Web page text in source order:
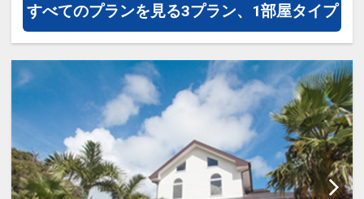
すべてのプランを見る3プラン、1部屋タイプ